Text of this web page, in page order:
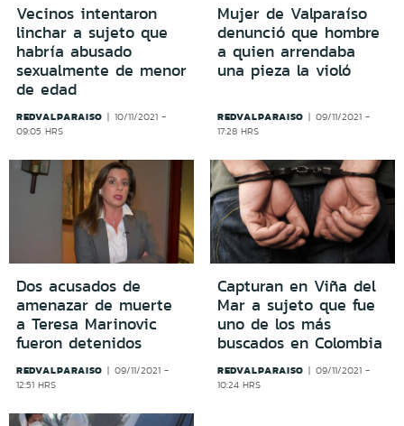
Vecinos intentaron
linchar a sujeto que
habría abusado
sexualmente de menor
de edad
REDVALPARAISO
10/11/2021 -
09:05 HRS
Mujer de Valparaíso
denunció que hombre
a quien arrendaba
una pieza la violó
REDVALPARAISO
09/11/2021 -
17:28 HRS
Dos acusados de
amenazar de muerte
a Teresa Marinovic
fueron detenidos
REDVALPARAISO
09/11/2021 -
12:51 HRS
Capturan en Viña del
Mar a sujeto que fue
uno de los más
buscados en Colombia
REDVALPARAISO
09/11/2021 -
10:24 HRS